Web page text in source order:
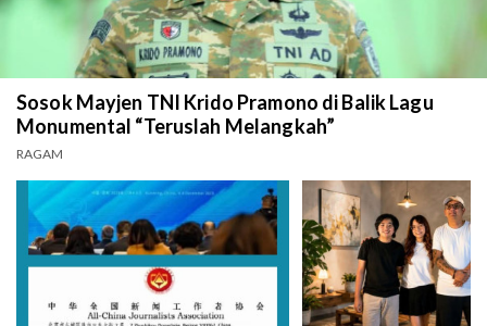
Sosok Mayjen TNI Krido Pramono di Balik Lagu
Monumental “Teruslah Melangkah”
RAGAM